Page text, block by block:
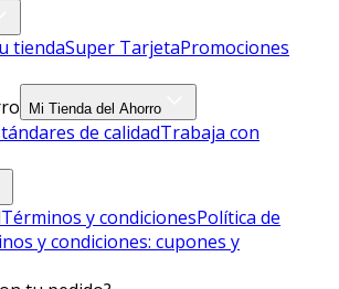
tiendaSuper TarjetaPromociones
Mi Tienda del Ahorro
de calidadTrabaja con
Términos y condicionesPolítica de
y condiciones: cupones y